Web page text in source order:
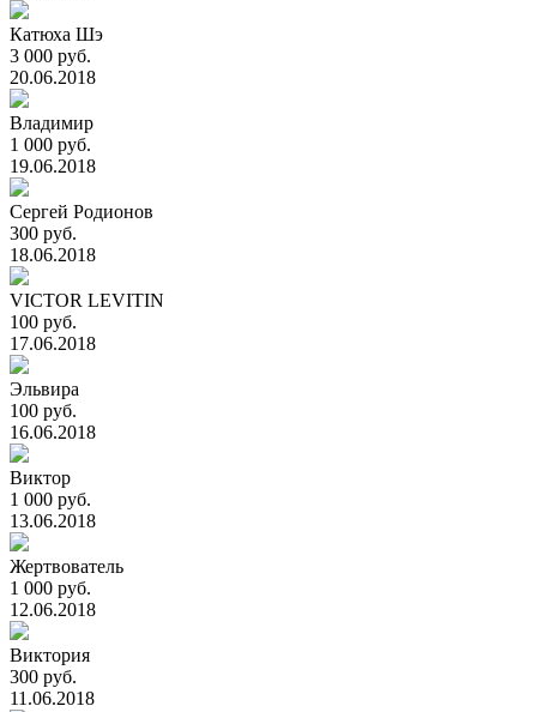
Катюха Шэ
3 000 руб.
20.06.2018
Владимир
1 000 руб.
19.06.2018
Сергей Родионов
300 руб.
18.06.2018
VICTOR LEVITIN
100 руб.
17.06.2018
Эльвира
100 руб.
16.06.2018
Виктор
1 000 руб.
13.06.2018
Жертвователь
1 000 руб.
12.06.2018
Виктория
300 руб.
11.06.2018